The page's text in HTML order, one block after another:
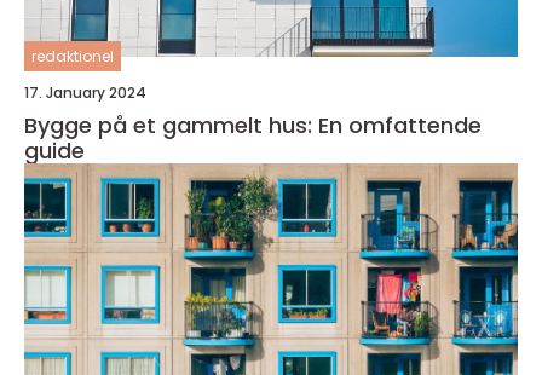
redaktionel
17. January 2024
Bygge på et gammelt hus: En omfattende
guide